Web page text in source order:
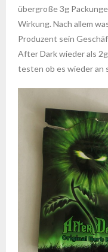
übergroße 3g
Wirkung. Nach allem
Produzent sein
After Dark wieder als
testen ob es wieder an